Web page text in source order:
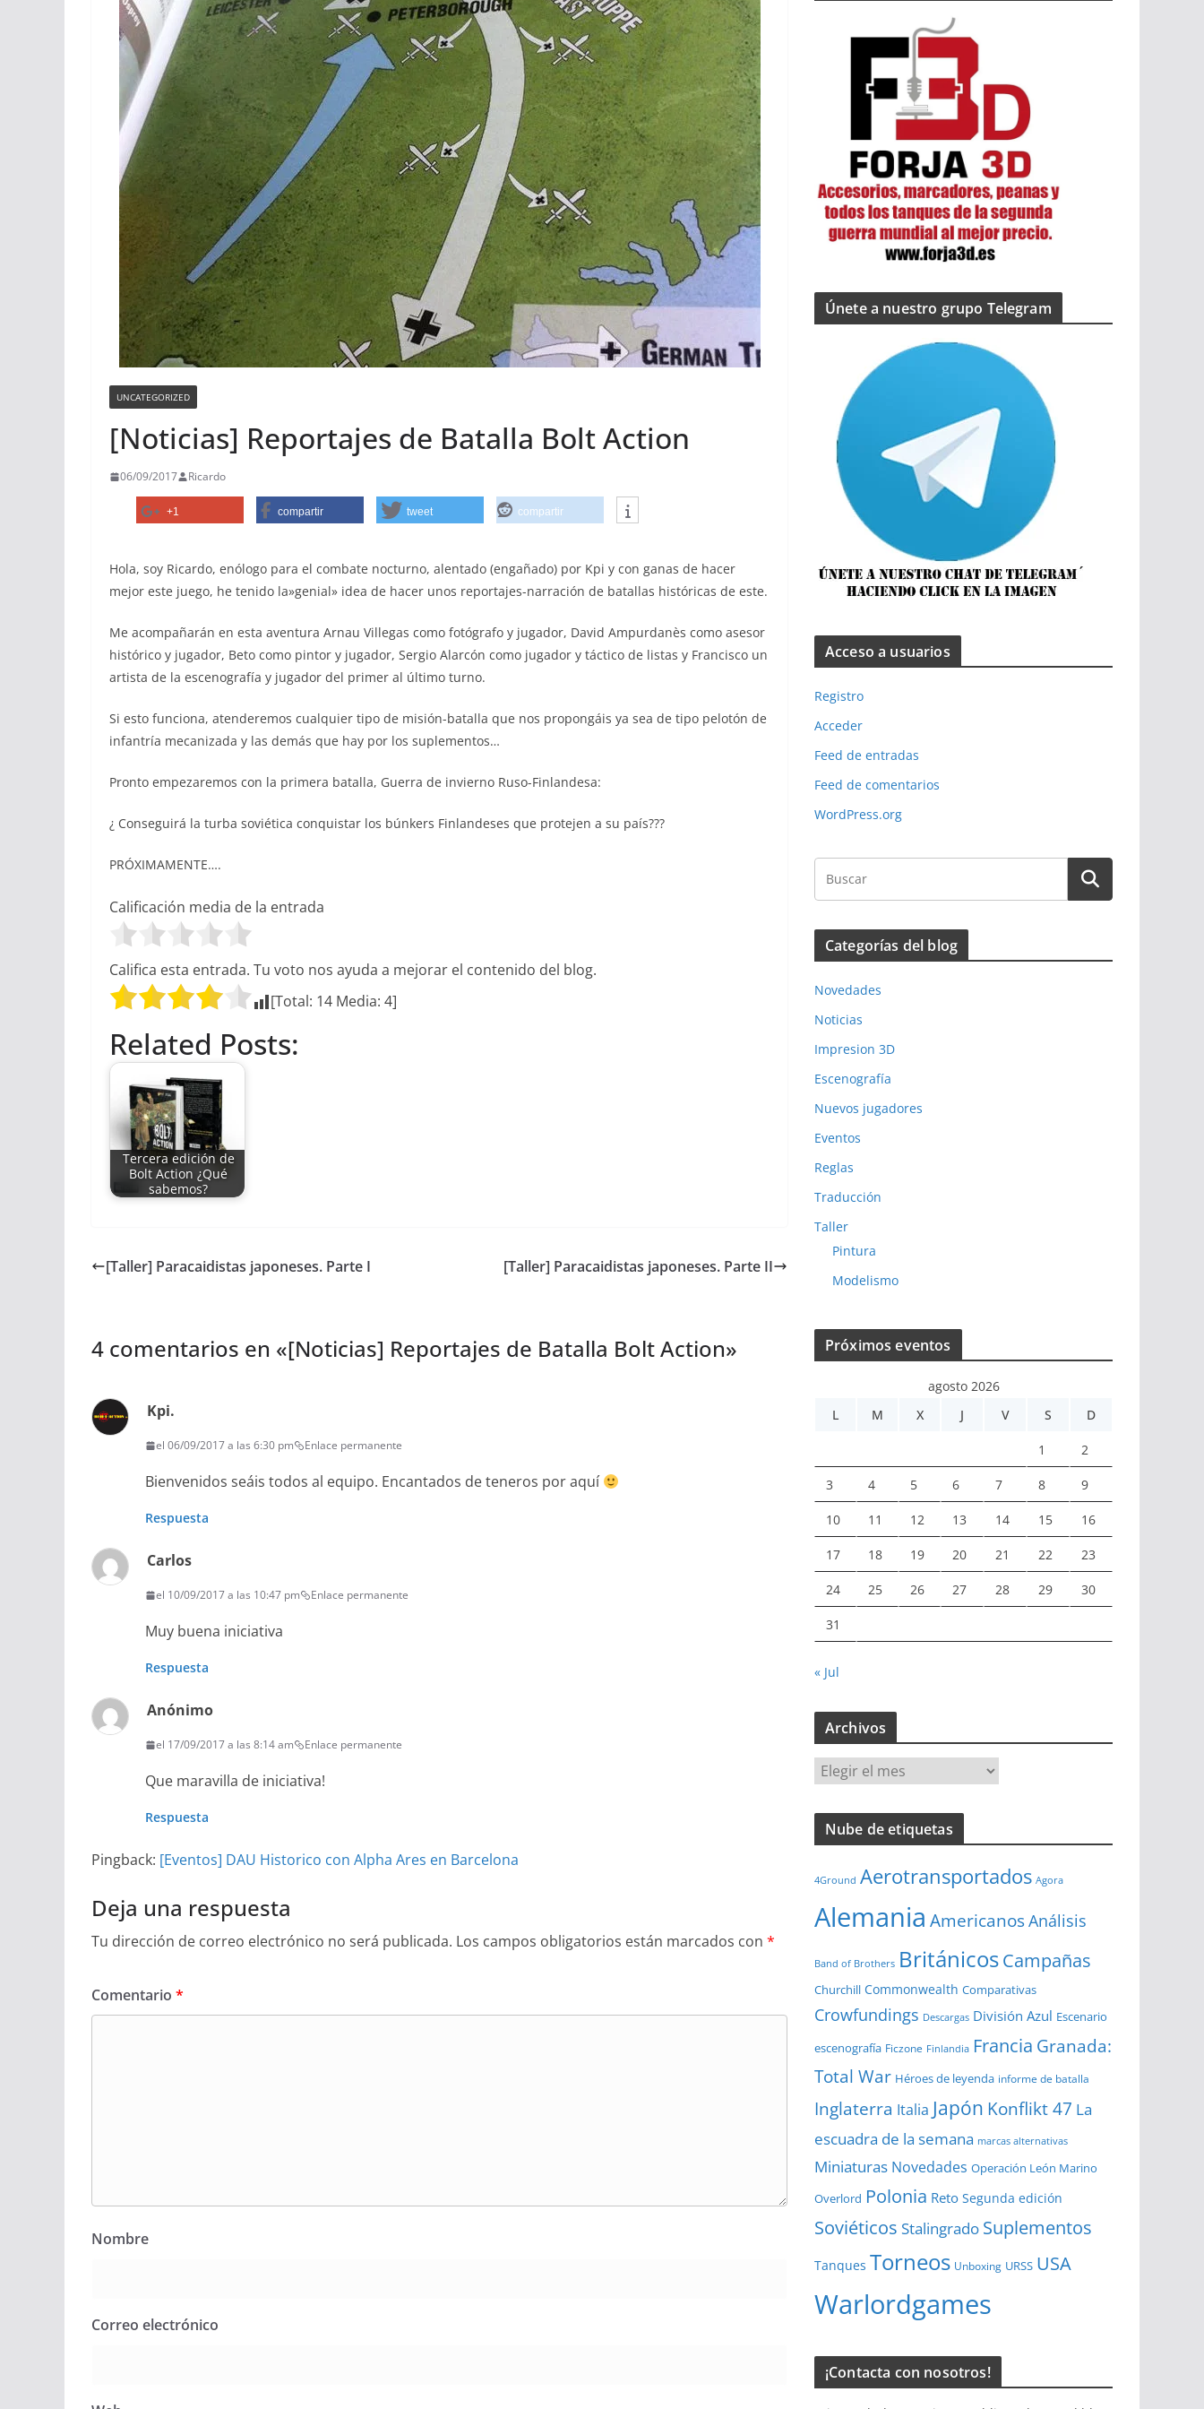
UNCATEGORIZED
[Noticias] Reportajes de Batalla Bolt Action
06/09/2017 Ricardo
+1 compartir tweet compartir
Hola, soy Ricardo, enólogo para el combate nocturno, alentado (engañado) por Kpi y con ganas de hacer
mejor este juego, he tenido la»genial» idea de hacer unos reportajes-narración de batallas históricas de este.
Me acompañarán en esta aventura Arnau Villegas como fotógrafo y jugador, David Ampurdanès como asesor
histórico y jugador, Beto como pintor y jugador, Sergio Alarcón como jugador y táctico de listas y Francisco un
artista de la escenografía y jugador del primer al último turno.
Si esto funciona, atenderemos cualquier tipo de misión-batalla que nos propongáis ya sea de tipo pelotón de
infantría mecanizada y las demás que hay por los suplementos…
Pronto empezaremos con la primera batalla, Guerra de invierno Ruso-Finlandesa:
¿ Conseguirá la turba soviética conquistar los búnkers Finlandeses que protejen a su país???
PRÓXIMAMENTE….
Calificación media de la entrada
Califica esta entrada. Tu voto nos ayuda a mejorar el contenido del blog.
[Total: 14 Media: 4]
Related Posts:
Tercera edición de
Bolt Action ¿Qué
sabemos?
[Taller] Paracaidistas japoneses. Parte I [Taller] Paracaidistas japoneses. Parte II
4 comentarios en «[Noticias] Reportajes de Batalla Bolt Action»
Kpi.
el 06/09/2017 a las 6:30 pm Enlace permanente
Bienvenidos seáis todos al equipo. Encantados de teneros por aquí
Respuesta
Carlos
el 10/09/2017 a las 10:47 pm Enlace permanente
Muy buena iniciativa
Respuesta
Anónimo
el 17/09/2017 a las 8:14 am Enlace permanente
Que maravilla de iniciativa!
Respuesta
Pingback: [Eventos] DAU Historico con Alpha Ares en Barcelona
Deja una respuesta
Tu dirección de correo electrónico no será publicada. Los campos obligatorios están marcados con *
Comentario *
Nombre
Correo electrónico
Únete a nuestro grupo Telegram
Acceso a usuarios
Registro
Acceder
Feed de entradas
Feed de comentarios
WordPress.org
Categorías del blog
Novedades
Noticias
Impresion 3D
Escenografía
Nuevos jugadores
Eventos
Reglas
Traducción
Taller
Pintura
Modelismo
Próximos eventos
agosto 2026
L
M X J V S D
1 2
3 4 5 6 7 8 9
10 11 12 13 14 15 16
17 18 19 20 21 22 23
24 25 26 27 28 29 30
31
« Jul
Archivos
c
v
s
Nube de etiquetas
4Ground Aerotransportados Agora
Alemania AmericanosAnálisis
Band of Brothers BritánicosCampañas
Churchill Commonwealth Comparativas
Crowfundings Descargas División Azul Escenario
escenografía Ficzone Finlandia Francia Granada:
Total War Héroes de leyenda informe de batalla
Inglaterra Italia Japón Konflikt 47 La
escuadra de la semana marcas alternativas
Miniaturas Novedades Operación León Marino
Overlord Polonia Reto Segunda edición
Soviéticos Stalingrado Suplementos
Tanques Torneos Unboxing URSS USA
Warlordgames
¡Contacta con nosotros!